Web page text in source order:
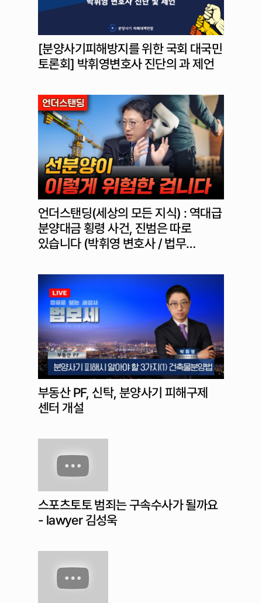
[분양사기피해방지를 위한 국회 대국민
토론회] 박휘영변호사 진단의 과 제언
언더스탠딩(세상의 모든 지식) : 역대급
분양대금 횡령 사건, 진범은 따로
있습니다 (박휘영 변호사 / 법무…
부동산 PF, 신탁, 분양사기 피해구제
센터 개설
스포츠토토 범죄는 구속수사가 될까요
- lawyer 김성욱